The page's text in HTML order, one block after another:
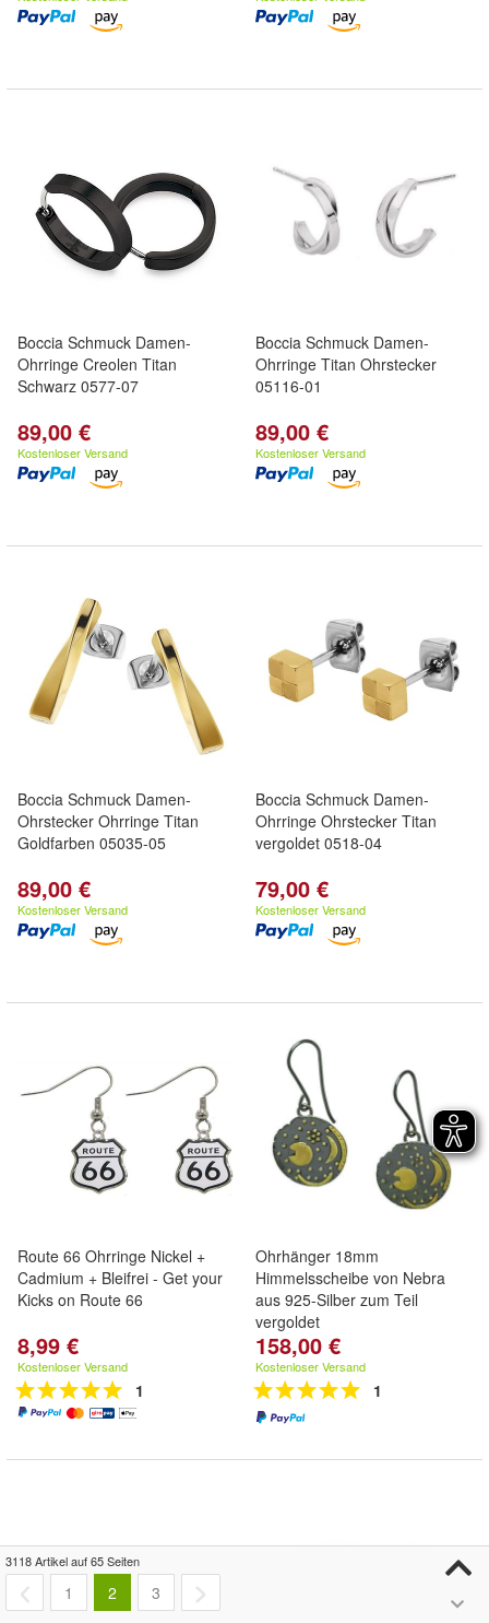
Boccia Schmuck Damen-
Ohrringe Creolen Titan
Schwarz 0577-07
89,00 €
Kostenloser Versand
Boccia Schmuck Damen-
Ohrringe Titan Ohrstecker
05116-01
89,00 €
Kostenloser Versand
Boccia Schmuck Damen-
Ohrstecker Ohrringe Titan
Goldfarben 05035-05
89,00 €
Kostenloser Versand
Boccia Schmuck Damen-
Ohrringe Ohrstecker Titan
vergoldet 0518-04
79,00 €
Kostenloser Versand
Route 66 Ohrringe Nickel +
Cadmium + Bleifrei - Get your
Kicks on Route 66
8,99 €
Kostenloser Versand
1
Ohrhänger 18mm
Himmelsscheibe von Nebra
aus 925-Silber zum Teil
vergoldet
158,00 €
Kostenloser Versand
1
3118 Artikel auf 65 Seiten
1 2 3